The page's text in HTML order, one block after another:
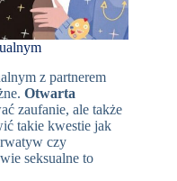
z partnerem
Otwarta
zaufanie, ale także
takie kwestie jak
czy
seksualne to